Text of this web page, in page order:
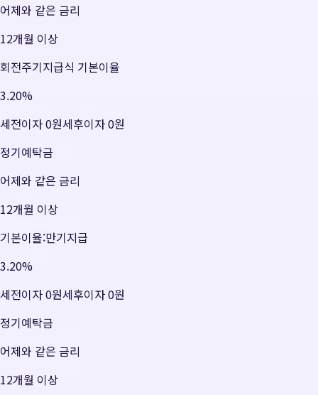
어제와 같은 금리
12개월 이상
회전주기지급식 기본이율
3.20%
세전이자0원세후이자0원
정기예탁금
어제와 같은 금리
12개월 이상
기본이율:만기지급
3.20%
세전이자0원세후이자0원
정기예탁금
어제와 같은 금리
12개월 이상